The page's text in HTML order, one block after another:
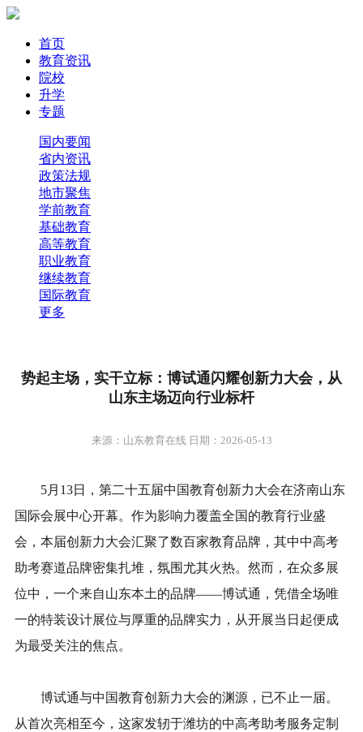
首页
教育资讯
院校
升学
专题
国内要闻
省内资讯
政策法规
地市聚焦
学前教育
基础教育
高等教育
职业教育
继续教育
国际教育
更多
势起主场，实干立标：博试通闪耀创新力大会，从
山东主场迈向行业标杆
来源：山东教育在线 日期：2026-05-13
5月13日，第二十五届中国教育创新力大会在济南山东
国际会展中心开幕。作为影响力覆盖全国的教育行业盛
会，本届创新力大会汇聚了数百家教育品牌，其中中高考
助考赛道品牌密集扎堆，氛围尤其火热。然而，在众多展
位中，一个来自山东本土的品牌——博试通，凭借全场唯
一的特装设计展位与厚重的品牌实力，从开展当日起便成
为最受关注的焦点。
博试通与中国教育创新力大会的渊源，已不止一届。
从首次亮相至今，这家发轫于潍坊的中高考助考服务定制